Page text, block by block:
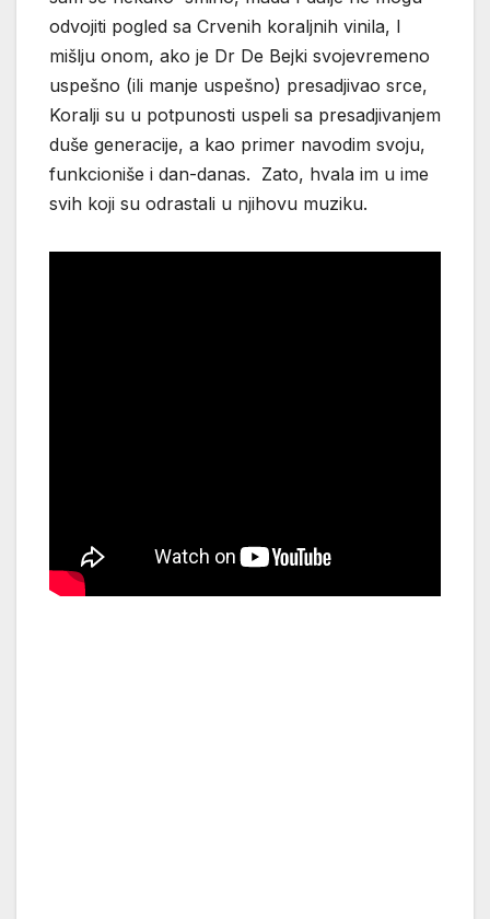
odvojiti pogled sa Crvenih koraljnih vinila, I
mišlju onom, ako je Dr De Bejki svojevremeno
uspešno (ili manje uspešno) presadjivao srce,
Koralji su u potpunosti uspeli sa presadjivanjem
duše generacije, a kao primer navodim svoju,
funkcioniše i dan-danas. Zato, hvala im u ime
svih koji su odrastali u njihovu muziku.